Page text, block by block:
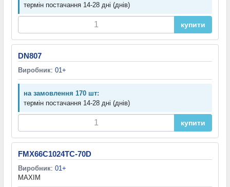
термін постачання 14-28 дні (днів)
купити
DN807
Виробник: 01+
на замовлення 170 шт:
термін постачання 14-28 дні (днів)
купити
FMX66C1024TC-70D
Виробник: 01+
MAXIM